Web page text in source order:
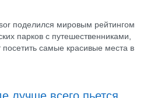
поделился мировым рейтингом
парков с путешественниками,
посетить самые красивые места в